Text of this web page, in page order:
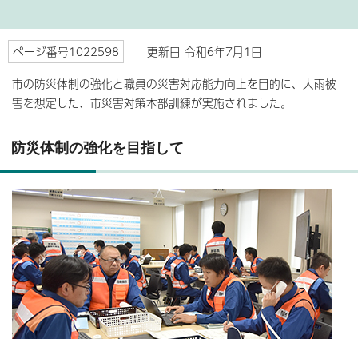
ページ番号1022598
更新日 令和6年7月1日
市の防災体制の強化と職員の災害対応能力向上を目的に、大雨被
害を想定した、市災害対策本部訓練が実施されました。
防災体制の強化を目指して